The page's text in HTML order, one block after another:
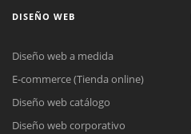
DISEÑO WEB
Diseño web a medida
E-commerce (Tienda online)
Diseño web catálogo
Diseño web corporativo